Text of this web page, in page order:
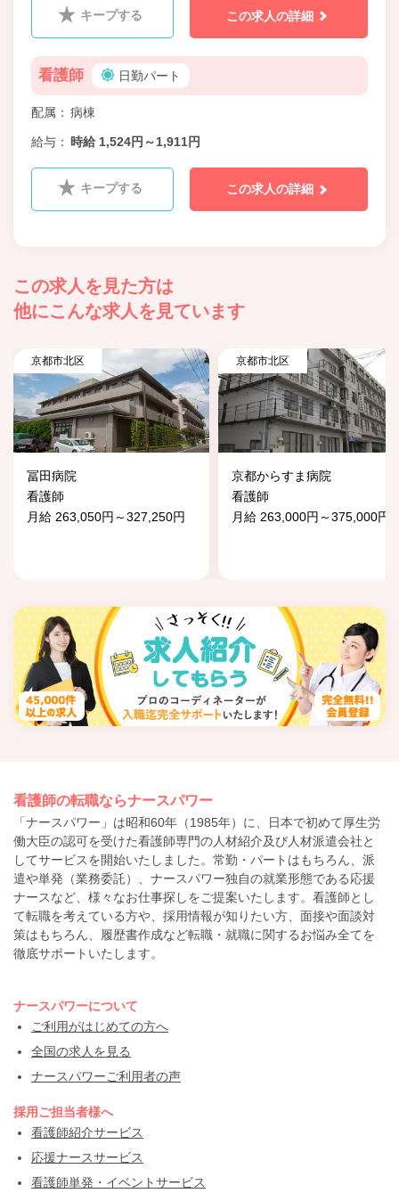
キープする この求人の詳細
看護師 日勤パート
配属 病棟
給与 時給 1,524円～1,911円
キープする この求人の詳細
この求人を見た方は
他にこんな求人を見ています
京都市北区
冨田病院
看護師
月給 263,050円～327,250円
京都市北区
京都からすま病院
看護師
月給 263,000円～375,000円
看護師の転職ならナースパワー
「ナースパワー」は昭和60年（1985年）に、日本で初めて厚生労
働大臣の認可を受けた看護師専門の人材紹介及び人材派遣会社と
してサービスを開始いたしました。常勤・パートはもちろん、派
遣や単発（業務委託）、ナースパワー独自の就業形態である応援
ナースなど、様々なお仕事探しをご提案いたします。看護師とし
て転職を考えている方や、採用情報が知りたい方、面接や面談対
策はもちろん、履歴書作成など転職・就職に関するお悩み全てを
徹底サポートいたします。
ナースパワーについて
ご利用がはじめての方へ
全国の求人を見る
ナースパワーご利用者の声
採用ご担当者様へ
看護師紹介サービス
応援ナースサービス
看護師単発・イベントサービス